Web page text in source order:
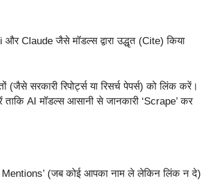
Claude जैसे मॉडल्स द्वारा उद्धृत (Cite) किया
सरकारी रिपोर्ट्स या रिसर्च पेपर्स) को लिंक करें।
AI मॉडल्स आसानी से जानकारी ‘Scrape’ कर
Mentions’ (जब कोई आपका नाम ले लेकिन लिंक न दे)